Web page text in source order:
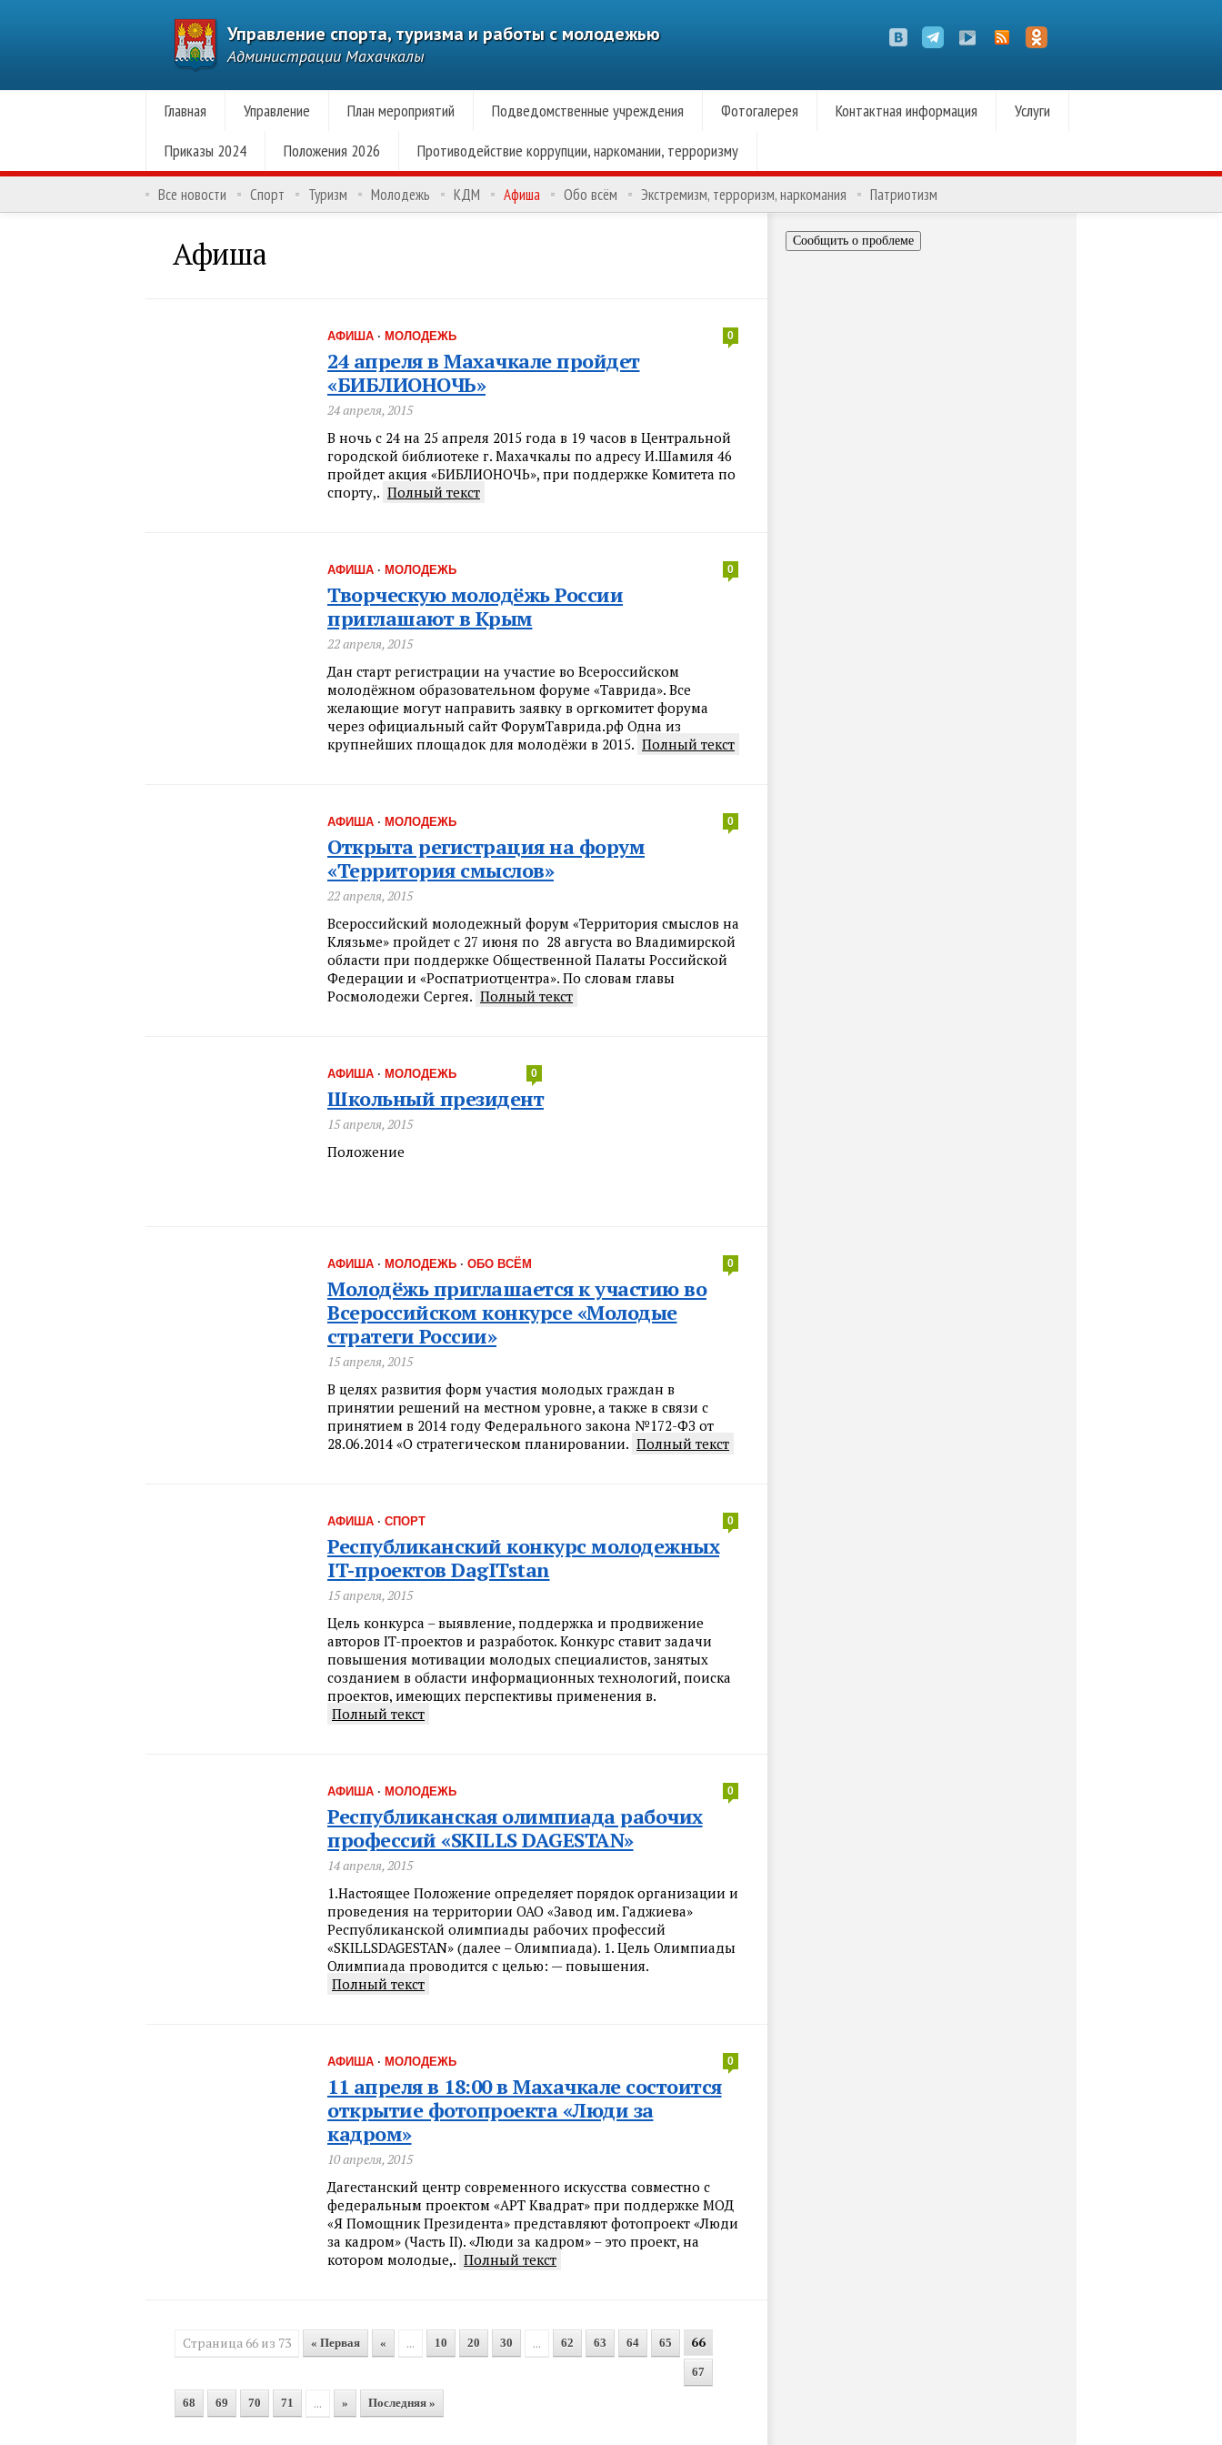
Управление спорта, туризма и работы с молодежью
Администрации Махачкалы
Главная Управление План мероприятий Подведомственные учреждения Фотогалерея Контактная информация
Услуги
Приказы 2024
Положения 2026 Противодействие коррупции, наркомании, терроризму
Все новости Спорт Туризм Молодежь КДМ Афиша Обо всём Экстремизм, терроризм, наркомания Патриотизм
Афиша
АФИША · МОЛОДЕЖЬ 0
24 апреля в Махачкале пройдет
«БИБЛИОНОЧЬ»
24 апреля, 2015
В ночь с 24 на 25 апреля 2015 года в 19 часов в Центральной
городской библиотеке г. Махачкалы по адресу И.Шамиля 46
пройдет акция «БИБЛИОНОЧЬ», при поддержке Комитета по
спорту,. Полный текст
АФИША · МОЛОДЕЖЬ 0
Творческую молодёжь России
приглашают в Крым
22 апреля, 2015
Дан старт регистрации на участие во Всероссийском
молодёжном образовательном форуме «Таврида». Все
желающие могут направить заявку в оргкомитет форума
через официальный сайт ФорумТаврида.рф Одна из
крупнейших площадок для молодёжи в 2015. Полный текст
АФИША · МОЛОДЕЖЬ 0
Открыта регистрация на форум
«Территория смыслов»
22 апреля, 2015
Всероссийский молодежный форум «Территория смыслов на
Клязьме» пройдет с 27 июня по 28 августа во Владимирской
области при поддержке Общественной Палаты Российской
Федерации и «Роспатриотцентра». По словам главы
Росмолодежи Сергея. Полный текст
АФИША · МОЛОДЕЖЬ 0
Школьный президент
15 апреля, 2015
Положение
АФИША · МОЛОДЕЖЬ · ОБО ВСЁМ 0
Молодёжь приглашается к участию во
Всероссийском конкурсе «Молодые
стратеги России»
15 апреля, 2015
В целях развития форм участия молодых граждан в
принятии решений на местном уровне, а также в связи с
принятием в 2014 году Федерального закона №172-ФЗ от
28.06.2014 «О стратегическом планировании. Полный текст
АФИША · СПОРТ 0
Республиканский конкурс молодежных
IT-проектов DagITstan
15 апреля, 2015
Цель конкурса – выявление, поддержка и продвижение
авторов IT-проектов и разработок. Конкурс ставит задачи
повышения мотивации молодых специалистов, занятых
созданием в области информационных технологий, поиска
проектов, имеющих перспективы применения в.
Полный текст
АФИША · МОЛОДЕЖЬ 0
Республиканская олимпиада рабочих
профессий «SKILLS DAGESTAN»
14 апреля, 2015
1.Настоящее Положение определяет порядок организации и
проведения на территории ОАО «Завод им. Гаджиева»
Республиканской олимпиады рабочих профессий
«SKILLSDAGESTAN» (далее – Олимпиада). 1. Цель Олимпиады
Олимпиада проводится с целью: — повышения.
Полный текст
АФИША · МОЛОДЕЖЬ 0
11 апреля в 18:00 в Махачкале состоится
открытие фотопроекта «Люди за
кадром»
10 апреля, 2015
Дагестанский центр современного искусства совместно с
федеральным проектом «АРТ Квадрат» при поддержке МОД
«Я Помощник Президента» представляют фотопроект «Люди
за кадром» (Часть II). «Люди за кадром» – это проект, на
котором молодые,. Полный текст
Страница 66 из 73 « Первая « ... 10 20 30 ... 62 63 64 65 66
67
68 69 70 71 ... » Последняя »
Сообщить о проблеме